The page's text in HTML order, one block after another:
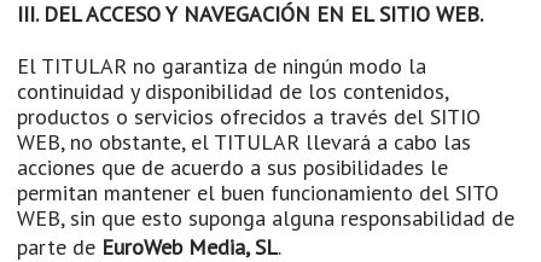
III. DEL ACCESO Y NAVEGACIÓN EN EL SITIO WEB.
El TITULAR no garantiza de ningún modo la
continuidad y disponibilidad de los contenidos,
productos o servicios ofrecidos a través del SITIO
WEB, no obstante, el TITULAR llevará a cabo las
acciones que de acuerdo a sus posibilidades le
permitan mantener el buen funcionamiento del SITO
WEB, sin que esto suponga alguna responsabilidad de
parte de EuroWeb Media, SL.